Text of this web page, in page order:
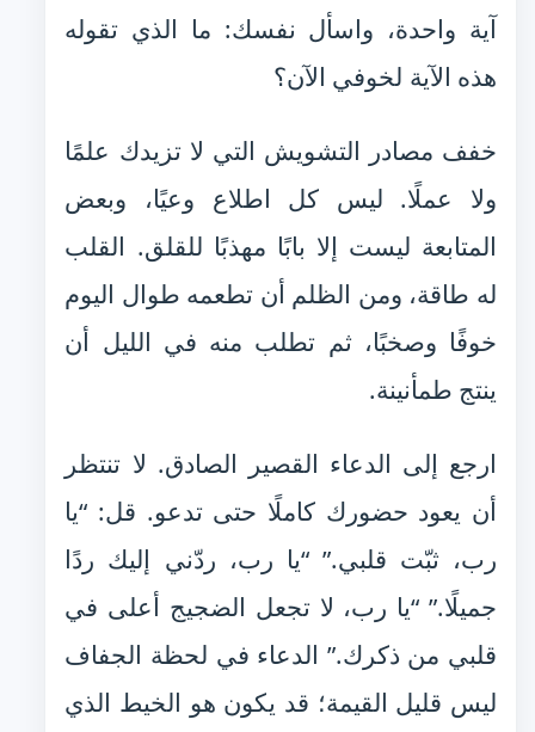
آية واحدة، واسأل نفسك: ما الذي تقوله
هذه الآية لخوفي الآن؟
خفف مصادر التشويش التي لا تزيدك علمًا
ولا عملًا. ليس كل اطلاع وعيًا، وبعض
المتابعة ليست إلا بابًا مهذبًا للقلق. القلب
له طاقة، ومن الظلم أن تطعمه طوال اليوم
خوفًا وصخبًا، ثم تطلب منه في الليل أن
ينتج طمأنينة.
ارجع إلى الدعاء القصير الصادق. لا تنتظر
أن يعود حضورك كاملًا حتى تدعو. قل: “يا
رب، ثبّت قلبي.” “يا رب، ردّني إليك ردًا
جميلًا.” “يا رب، لا تجعل الضجيج أعلى في
قلبي من ذكرك.” الدعاء في لحظة الجفاف
ليس قليل القيمة؛ قد يكون هو الخيط الذي